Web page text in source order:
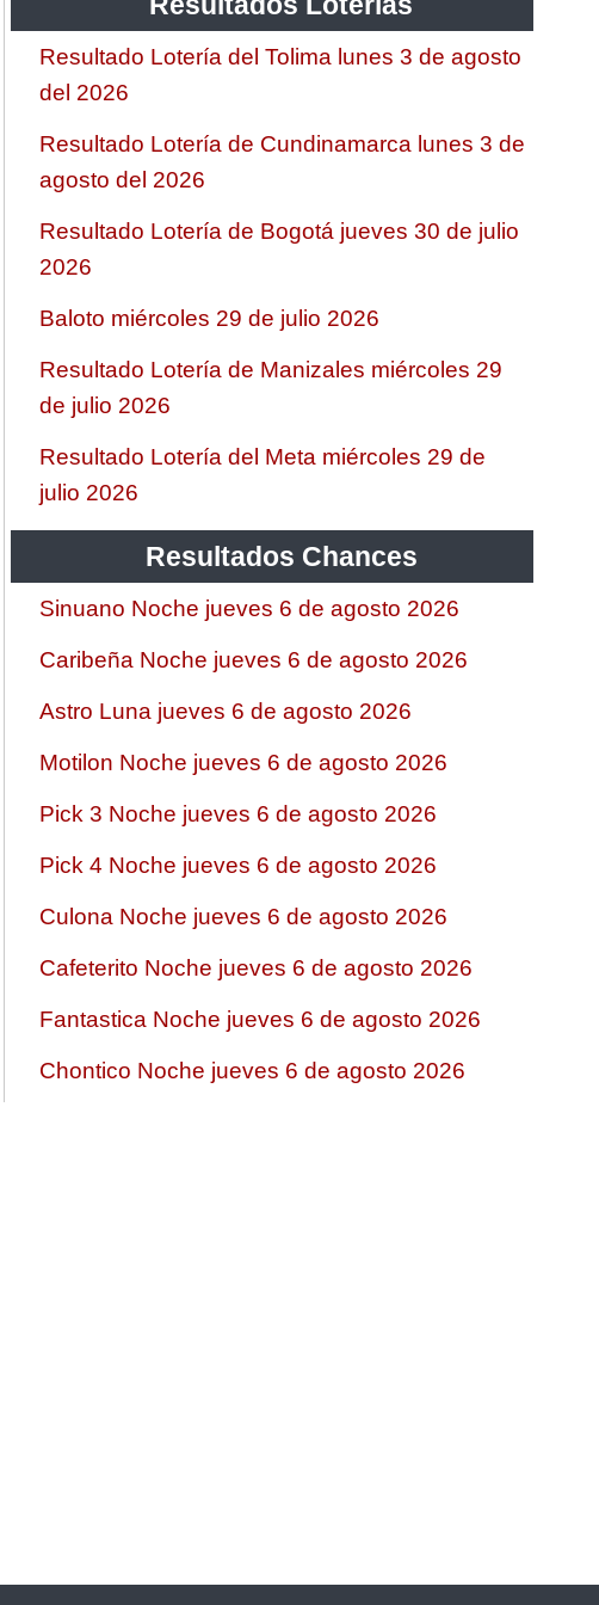
Resultado Lotería del Tolima lunes 3 de agosto
del 2026
Resultado Lotería de Cundinamarca lunes 3 de
agosto del 2026
Resultado Lotería de Bogotá jueves 30 de julio
2026
Baloto miércoles 29 de julio 2026
Resultado Lotería de Manizales miércoles 29
de julio 2026
Resultado Lotería del Meta miércoles 29 de
julio 2026
Resultados Chances
Sinuano Noche jueves 6 de agosto 2026
Caribeña Noche jueves 6 de agosto 2026
Astro Luna jueves 6 de agosto 2026
Motilon Noche jueves 6 de agosto 2026
Pick 3 Noche jueves 6 de agosto 2026
Pick 4 Noche jueves 6 de agosto 2026
Culona Noche jueves 6 de agosto 2026
Cafeterito Noche jueves 6 de agosto 2026
Fantastica Noche jueves 6 de agosto 2026
Chontico Noche jueves 6 de agosto 2026